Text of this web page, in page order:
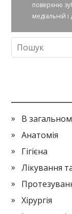
поверхню
медіальній і
В
Анатомія
Гігієна
Лікування
Хірургія